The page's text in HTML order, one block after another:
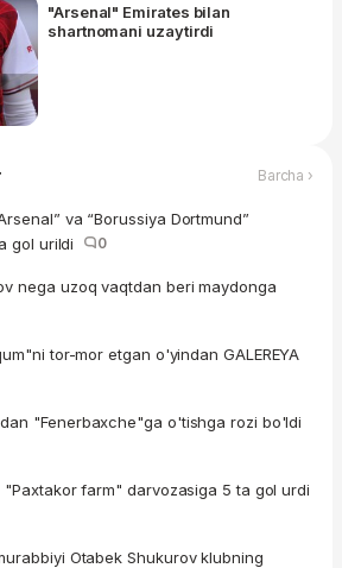
"Arsenal" Emirates bilan
shartnomani uzaytirdi
Barcha ›
va “Borussiya Dortmund”
gol urildi
0
nega uzoq vaqtdan beri maydonga
tor-mor etgan o'yindan GALEREYA
"Fenerbaxche"ga o'tishga rozi bo'ldi
"Paxtakor farm" darvozasiga 5 ta gol urdi
Otabek Shukurov klubning